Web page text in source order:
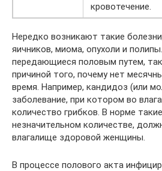
кровотечение.
Нередко возникают такие
яичников, миома, опухоли и
передающиеся половым путем,
причиной того, почему нет
время. Например, кандидоз (или
заболевание, при котором во
количество грибков. В норме
незначительном количестве,
влагалище здоровой женщины.
В процессе полового акта